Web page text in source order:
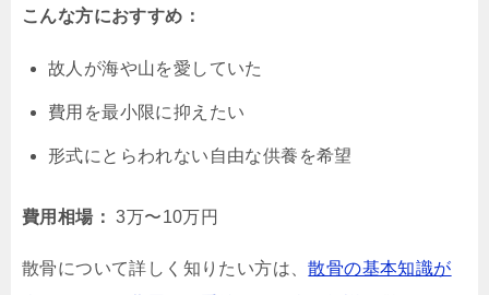
こんな方におすすめ：
故人が海や山を愛していた
費用を最小限に抑えたい
形式にとらわれない自由な供養を希望
費用相場： 3万〜10万円
散骨について詳しく知りたい方は、散骨の基本知識が